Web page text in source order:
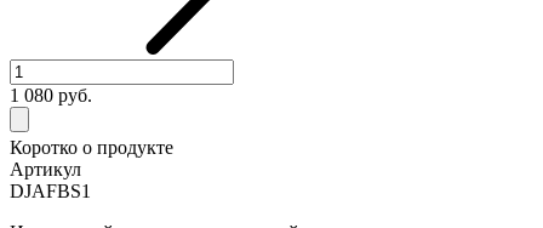
1 080 руб.
Коротко о продукте
Артикул
DJAFBS1